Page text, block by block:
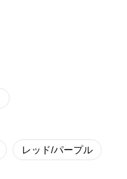
レッド/パープル